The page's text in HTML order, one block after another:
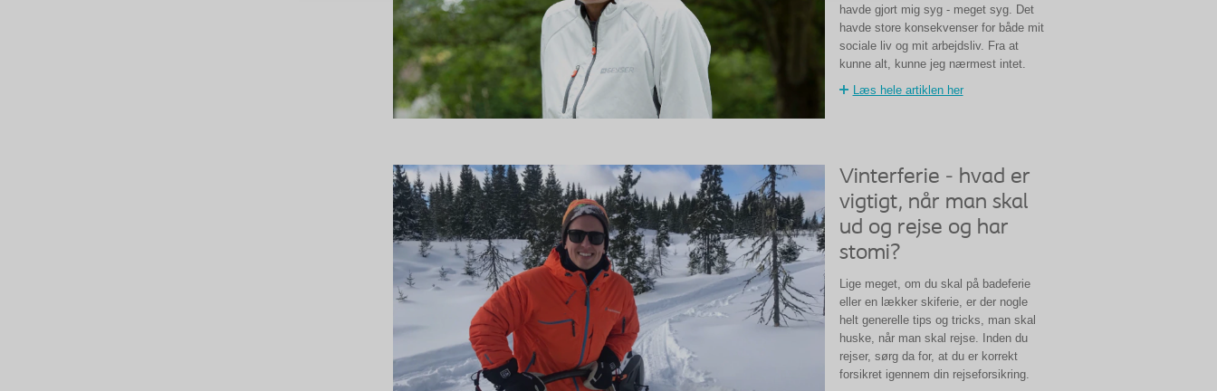
havde gjort mig syg - meget syg. Det
havde store konsekvenser for både mit
sociale liv og mit arbejdsliv. Fra at
kunne alt, kunne jeg nærmest intet.
Læs hele artiklen her
Vinterferie - hvad er
vigtigt, når man skal
ud og rejse og har
stomi?
Lige meget, om du skal på badeferie
eller en lækker skiferie, er der nogle
helt generelle tips og tricks, man skal
huske, når man skal rejse. Inden du
rejser, sørg da for, at du er korrekt
forsikret igennem din rejseforsikring.